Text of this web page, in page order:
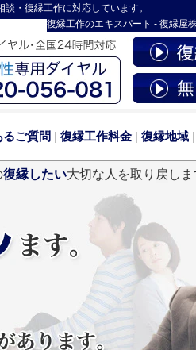
・復縁工作に対応しています。
復縁工作のエキスパート - 復縁屋
るご質問 | 復縁工作料金 | 復縁地域 |
復縁したい大切な人を取り戻しま